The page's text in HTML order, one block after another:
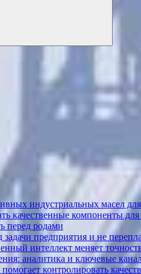
Поиск
индустриальных масел для
качественные компоненты
перед родами
предприятия и не
интеллект меняет
аналитика и ключевые
контролировать